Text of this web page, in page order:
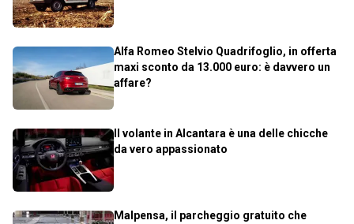
Alfa Romeo Stelvio Quadrifoglio, in offerta
maxi sconto da 13.000 euro: è davvero un
affare?
Il volante in Alcantara è una delle chicche
da vero appassionato
Malpensa, il parcheggio gratuito che